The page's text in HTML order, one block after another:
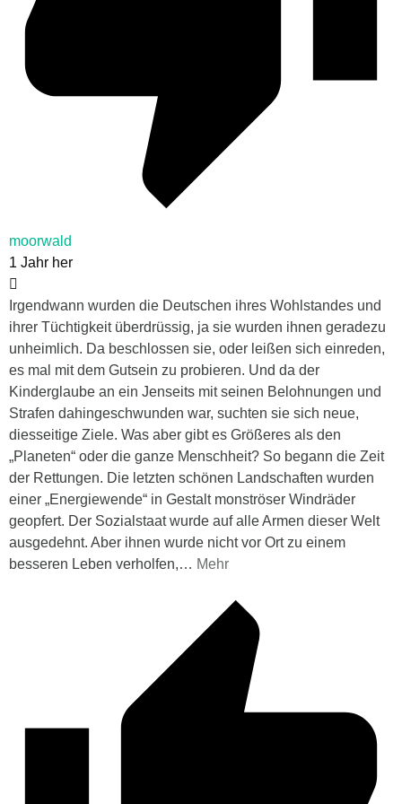
moorwald
1 Jahr her
Irgendwann wurden die Deutschen ihres Wohlstandes und
ihrer Tüchtigkeit überdrüssig, ja sie wurden ihnen geradezu
unheimlich. Da beschlossen sie, oder leißen sich einreden,
es mal mit dem Gutsein zu probieren. Und da der
Kinderglaube an ein Jenseits mit seinen Belohnungen und
Strafen dahingeschwunden war, suchten sie sich neue,
diesseitige Ziele. Was aber gibt es Größeres als den
„Planeten“ oder die ganze Menschheit? So begann die Zeit
der Rettungen. Die letzten schönen Landschaften wurden
einer „Energiewende“ in Gestalt monströser Windräder
geopfert. Der Sozialstaat wurde auf alle Armen dieser Welt
ausgedehnt. Aber ihnen wurde nicht vor Ort zu einem
besseren Leben verholfen,… Mehr